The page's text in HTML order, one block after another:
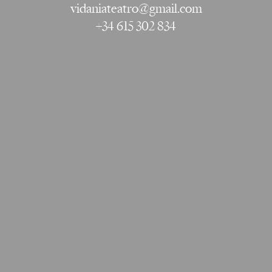
vidaniateatro@gmail.com
+34 615 302 834